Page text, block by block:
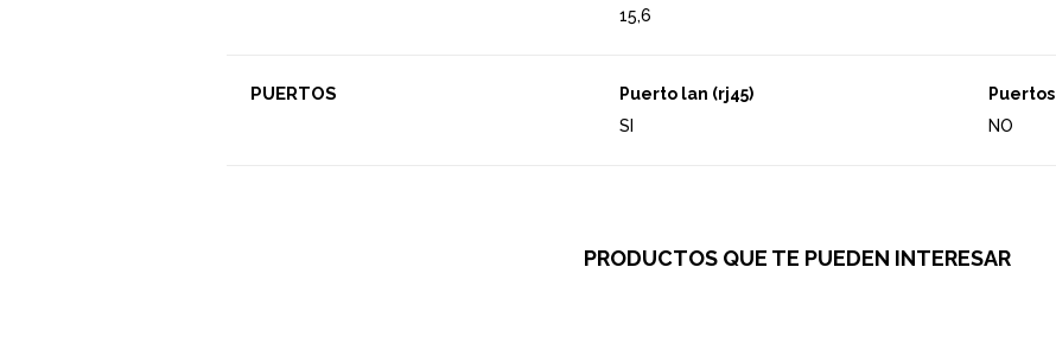
15,6
PUERTOS
Puerto lan (rj45)
SI
Puertos
NO
PRODUCTOS QUE TE PUEDEN INTERESAR